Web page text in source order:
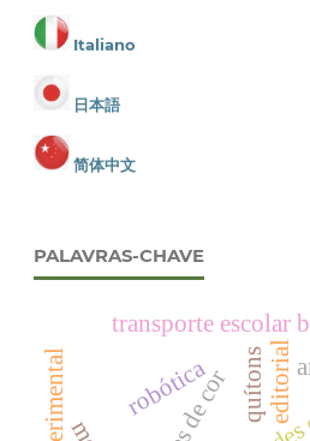
Italiano
日本語
简体中文
PALAVRAS-CHAVE
editorial
transporte escolar
quítons
robótica